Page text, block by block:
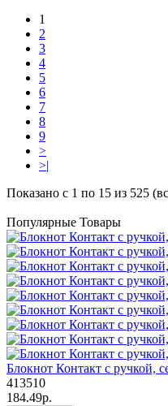
1
2
3
4
5
6
7
8
9
>
>|
Показано с 1 по 15 из 525
Популярные Товары
Блокнот Контакт с ручкой,
413510
184.49р.